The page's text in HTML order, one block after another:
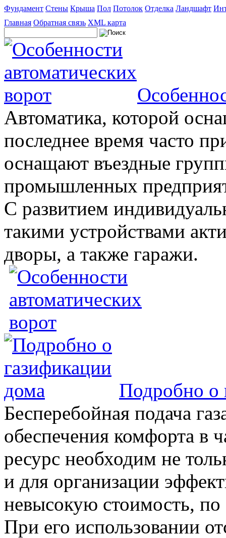
Фундамент Стены Крыша Пол Потолок Отделка Ландшафт
Главная Обратная связь XML карта
Автоматика, которой
последнее время часто
оснащают въездные
промышленных
С развитием
такими устройствами
дворы, а также гаражи.
Подробно о
Бесперебойная подача
обеспечения комфорта в
ресурс необходим не
и для организации
невысокую стоимость, по
При его использовании